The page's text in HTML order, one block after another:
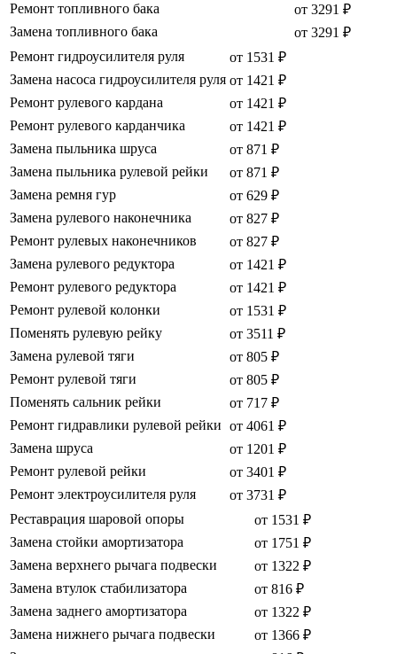
Ремонт топливного бака
от 3291 ₽
Замена топливного бака
от 3291 ₽
Ремонт гидроусилителя руля
от 1531 ₽
Замена насоса гидроусилителя руля от 1421 ₽
Ремонт рулевого кардана
от 1421 ₽
Ремонт рулевого карданчика
от 1421 ₽
Замена пыльника шруса
от 871 ₽
Замена пыльника рулевой рейки
от 871 ₽
Замена ремня гур
от 629 ₽
Замена рулевого наконечника
от 827 ₽
Ремонт рулевых наконечников
от 827 ₽
Замена рулевого редуктора
от 1421 ₽
Ремонт рулевого редуктора
от 1421 ₽
Ремонт рулевой колонки
от 1531 ₽
Поменять рулевую рейку
от 3511 ₽
Замена рулевой тяги
от 805 ₽
Ремонт рулевой тяги
от 805 ₽
Поменять сальник рейки
от 717 ₽
Ремонт гидравлики рулевой рейки от 4061 ₽
Замена шруса
от 1201 ₽
Ремонт рулевой рейки
от 3401 ₽
Ремонт электроусилителя руля
от 3731 ₽
Реставрация шаровой опоры
от 1531 ₽
Замена стойки амортизатора
от 1751 ₽
Замена верхнего рычага подвески
от 1322 ₽
Замена втулок стабилизатора
от 816 ₽
Замена заднего амортизатора
от 1322 ₽
Замена нижнего рычага подвески
от 1366 ₽